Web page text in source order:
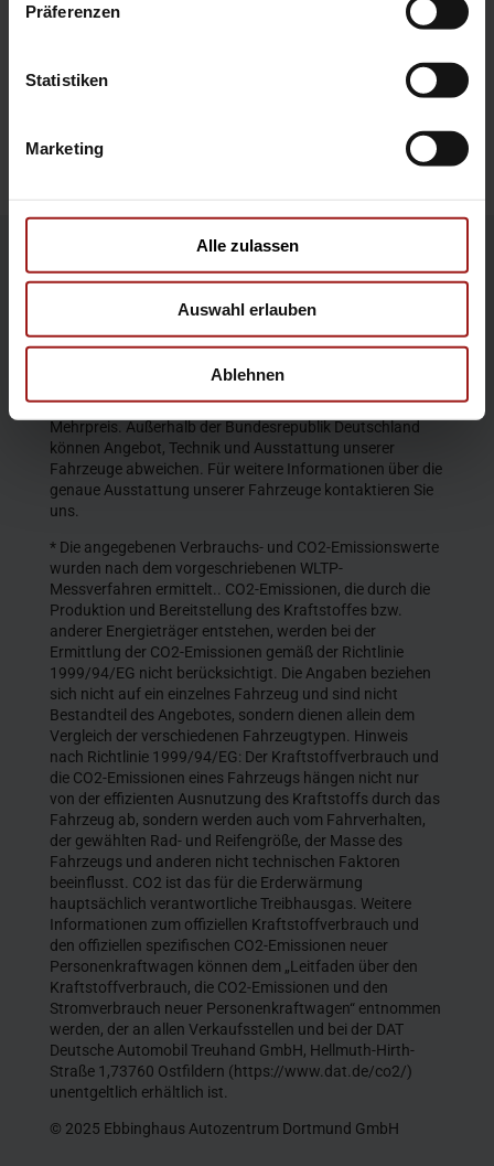
Präferenzen
Statistiken
Marketing
Alle zulassen
Auswahl erlauben
Ablehnen
Garantie
Die Produktbeschreibungen und Abbildungen enthalten
teilweise auch Sonderausstattungen, die nicht zum
entspricht dem Stand bei Veröffentlichung. Wir behalten
Die abgebildeten Farben geben den wirklichen Farbton nur
annähernd wieder. Gezeigte Sonderausstattungen gegen
Mehrpreis. Außerhalb der Bundesrepublik Deutschland
können Angebot, Technik und Ausstattung unserer
Fahrzeuge abweichen. Für weitere Informationen über die
genaue Ausstattung unserer Fahrzeuge kontaktieren Sie
uns.
* Die angegebenen Verbrauchs- und CO2-Emissionswerte
wurden nach dem vorgeschriebenen WLTP-
Messverfahren ermittelt.. CO2-Emissionen, die durch die
Produktion und Bereitstellung des Kraftstoffes bzw.
anderer Energieträger entstehen, werden bei der
Ermittlung der CO2-Emissionen gemäß der Richtlinie
1999/94/EG nicht berücksichtigt. Die Angaben beziehen
sich nicht auf ein einzelnes Fahrzeug und sind nicht
Bestandteil des Angebotes, sondern dienen allein dem
Vergleich der verschiedenen Fahrzeugtypen. Hinweis
nach Richtlinie 1999/94/EG: Der Kraftstoffverbrauch und
die CO2-Emissionen eines Fahrzeugs hängen nicht nur
von der effizienten Ausnutzung des Kraftstoffs durch das
Fahrzeug ab, sondern werden auch vom Fahrverhalten,
der gewählten Rad- und Reifengröße, der Masse des
Fahrzeugs und anderen nicht technischen Faktoren
beeinflusst. CO2 ist das für die Erderwärmung
hauptsächlich verantwortliche Treibhausgas. Weitere
Informationen zum offiziellen Kraftstoffverbrauch und
den offiziellen spezifischen CO2-Emissionen neuer
Personenkraftwagen können dem „Leitfaden über den
Kraftstoffverbrauch, die CO2-Emissionen und den
Stromverbrauch neuer Personenkraftwagen“ entnommen
werden, der an allen Verkaufsstellen und bei der DAT
Deutsche Automobil Treuhand GmbH, Hellmuth-Hirth-
Straße 1,73760 Ostfildern (https://www.dat.de/co2/)
unentgeltlich erhältlich ist.
© 2025 Ebbinghaus Autozentrum Dortmund GmbH